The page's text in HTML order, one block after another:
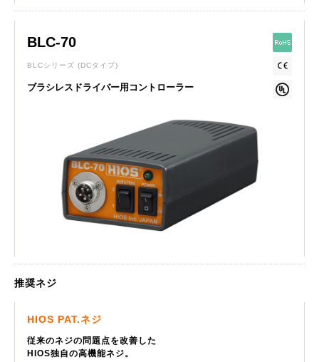
BLC-70
BLCシリーズ (DCタイプ)
ブラシレスドライバー用コントローラー
推奨ネジ
HIOS PAT.ネジ
従来のネジの問題点を改善した
HIOS独自の高機能ネジ。